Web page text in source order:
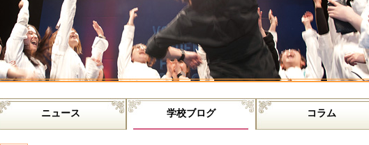
ニュース 学校ブログ コラム